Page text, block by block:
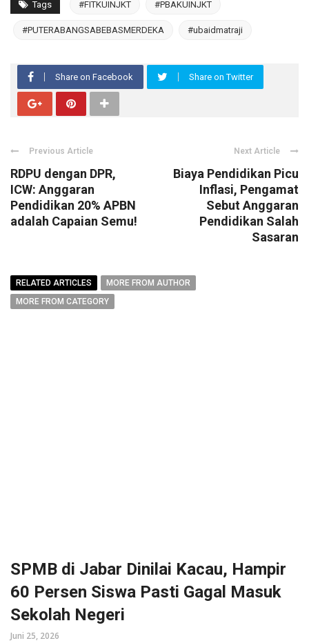
Tags #FITKUINJKT #PBAKUINJKT
#PUTERABANGSABEBASMERDEKA #ubaidmatraji
Share on Facebook Share on Twitter
Previous Article
RDPU dengan DPR,
ICW: Anggaran
Pendidikan 20% APBN
adalah Capaian Semu!
Next Article
Biaya Pendidikan Picu
Inflasi, Pengamat
Sebut Anggaran
Pendidikan Salah
Sasaran
RELATED ARTICLES
MORE FROM AUTHOR
MORE FROM CATEGORY
SPMB di Jabar Dinilai Kacau, Hampir
60 Persen Siswa Pasti Gagal Masuk
Sekolah Negeri
Juni 25, 2026